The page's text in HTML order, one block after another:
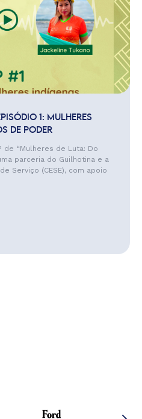
1: MULHERES
DE PODER
de “Mulheres de Luta: Do
parceria do Guilhotina e a
Serviço (CESE), com apoio